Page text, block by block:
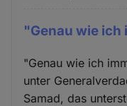
"Genau wie ich
"Genau wie ich
unter
Samad, das